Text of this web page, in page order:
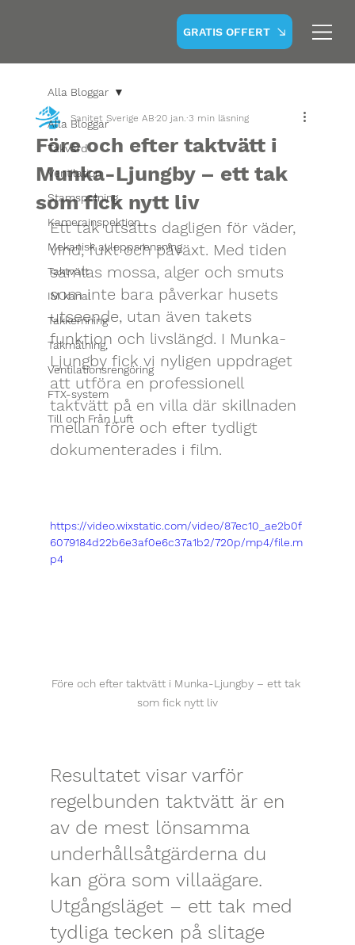
GRATIS OFFERT
Alla Bloggar
Takvård
Ventilation
Stamspolning
Kamerainspektion
Mekanisk avloppsrensning
Taktvätt
IM kanal
Takkemning
Takmålning,
Ventilationsrengöring
FTX-system
Till och Från Luft
Alla Bloggar
Före och efter taktvätt i
Munka-Ljungby – ett tak
som fick nytt liv
Sanitet Sverige AB20 jan. 3 min läsning
Ett tak utsätts dagligen för väder,
vind, fukt och påväxt. Med tiden
samlas mossa, alger och smuts
som inte bara påverkar husets
utseende, utan även takets
funktion och livslängd. I Munka-
Ljungby fick vi nyligen uppdraget
att utföra en professionell
taktvätt på en villa där skillnaden
mellan före och efter tydligt
dokumenterades i film.
https://video.wixstatic.com/video/87ec10_ae2b0f
6079184d22b6e3af0e6c37a1b2/720p/mp4/file.m
p4
Före och efter taktvätt i Munka-Ljungby – ett tak
som fick nytt liv
Resultatet visar varför
regelbunden taktvätt är en
av de mest lönsamma
underhållsåtgärderna du
kan göra som villaägare.
Utgångsläget – ett tak med
tydliga tecken på slitage